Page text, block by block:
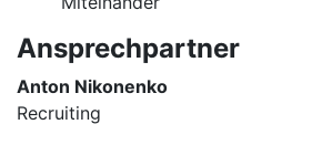
Ansprechpartner
Anton Nikonenko
Recruiting